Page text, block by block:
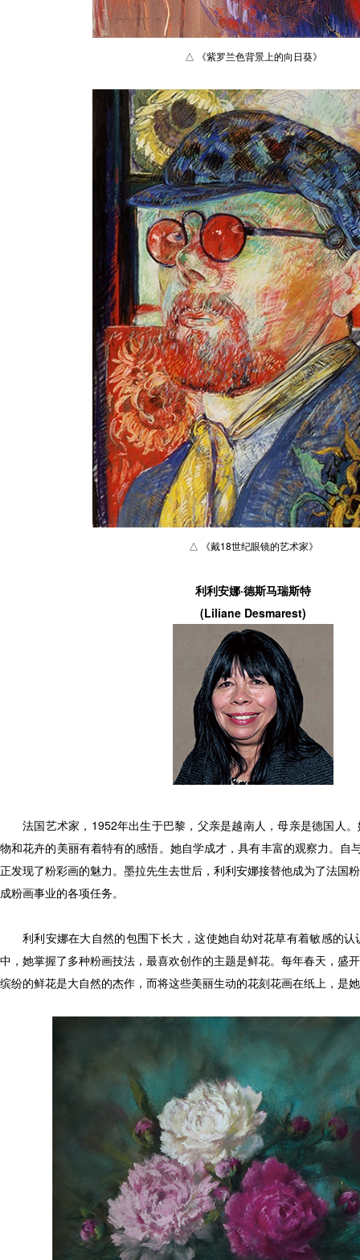
△ 《紫罗兰色背景上的向日葵》
△ 《戴18世纪眼镜的艺术家》
利利安娜·德斯马瑞斯特
(Liliane Desmarest)
法国艺术家，1952年出生于巴黎，父亲是越南人，母亲是德国人
物和花卉的美丽有着特有的感悟。她自学成才，具有丰富的观察力。自
正发现了粉彩画的魅力。墨拉先生去世后，利利安娜接替他成为了法国
成粉画事业的各项任务。
利利安娜在大自然的包围下长大，这使她自幼对花草有着敏感的
中，她掌握了多种粉画技法，最喜欢创作的主题是鲜花。每年春天，盛
缤纷的鲜花是大自然的杰作，而将这些美丽生动的花刻花画在纸上，是